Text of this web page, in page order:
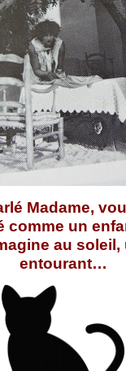
Madame,
comme un
au
entourant…